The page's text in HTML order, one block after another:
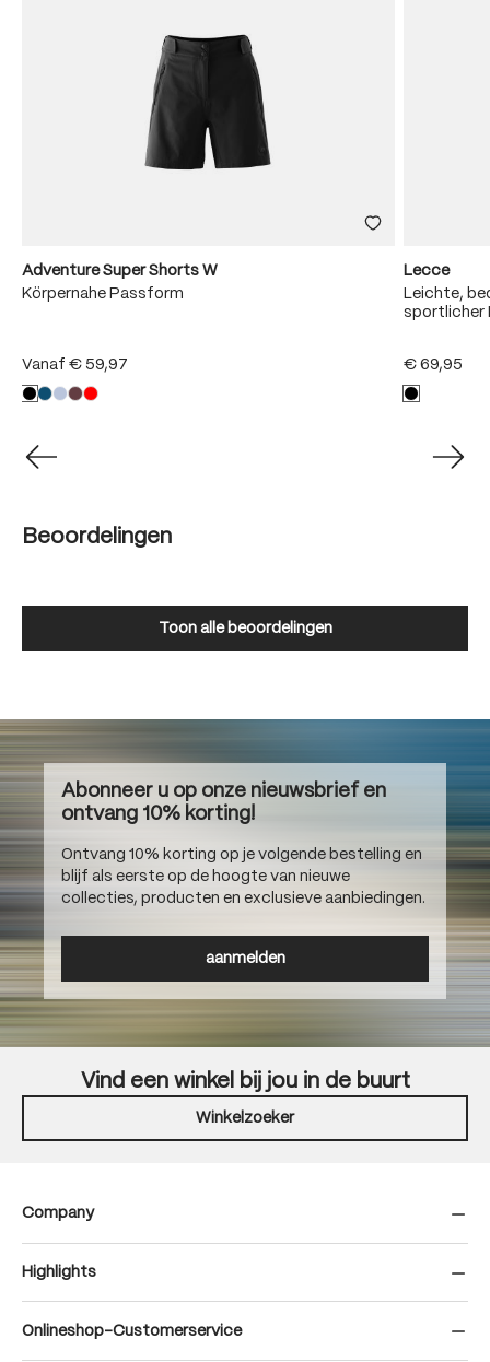
Adventure Super Shorts W
Körpernahe Passform
Vanaf € 59,97
Lecce
Leichte,
sportlicher
€ 69,95
Beoordelingen
Toon alle beoordelingen
Abonneer u op onze nieuwsbrief en
ontvang 10% korting!
Ontvang 10% korting op je volgende bestelling en
blijf als eerste op de hoogte van nieuwe
collecties, producten en exclusieve aanbiedingen.
aanmelden
Vind een winkel bij jou in de buurt
Winkelzoeker
Company
Highlights
Onlineshop-Customerservice